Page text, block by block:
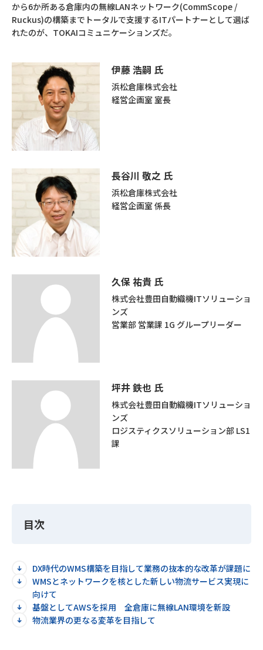
から6か所ある倉庫内の無線LANネットワーク(CommScope /
Ruckus)の構築までトータルで支援するITパートナーとして選ば
れたのが、TOKAIコミュニケーションズだ。
伊藤 浩嗣 氏
浜松倉庫株式会社
経営企画室 室長
長谷川 敬之 氏
浜松倉庫株式会社
経営企画室 係長
久保 祐貴 氏
株式会社豊田自動織機ITソリューショ
ンズ
営業部 営業課 1G グループリーダー
坪井 鉄也 氏
株式会社豊田自動織機ITソリューショ
ンズ
ロジスティクスソリューション部 LS1
課
目次
DX時代のWMS構築を目指して業務の抜本的な改革が課題に
WMSとネットワークを核とした新しい物流サービス実現に
向けて
基盤としてAWSを採用 全倉庫に無線LAN環境を新設
物流業界の更なる変革を目指して